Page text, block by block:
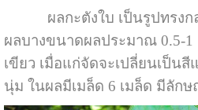
ผลกะตังใบ เป็นรูปทรงก
ผลบางขนาดผลประมาณ 0.5-1
เขียว เมื่อแก่จัดจะเปลี่ยนเป็น
นุ่ม ในผลมีเมล็ด 6 เมล็ด มีลัก